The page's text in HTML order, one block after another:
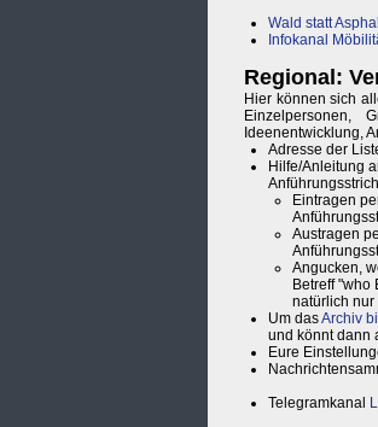
Wald statt
Infokanal
Regional:
Hier können sich
Einzelpersonen,
Ideenentwicklung,
Adresse der
Hilfe/Anleitung
Eintragen
Austragen
Angucken,
Betreff "who
natürlich
Um dasArchiv
und könnt dann
Eure
Telegramkanal